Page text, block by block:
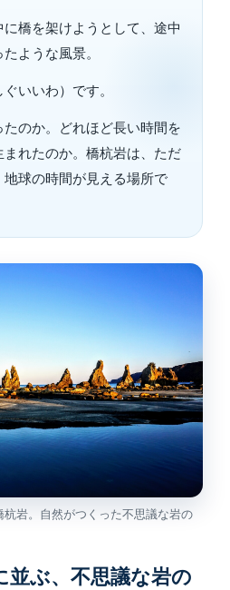
橋を架けようとして、途中
ような風景。
いいわ）です。
のか。どれほど長い時間を
れたのか。橋杭岩は、ただ
球の時間が見える場所で
岩。自然がつくった不思議な岩の
並ぶ、不思議な岩の